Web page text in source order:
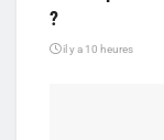
?
il y a 10 heures